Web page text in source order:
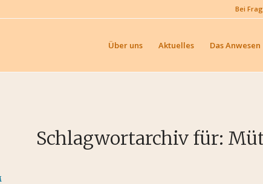
Bei
Über uns Aktuelles Das Anwesen
Schlagwortarchiv für: